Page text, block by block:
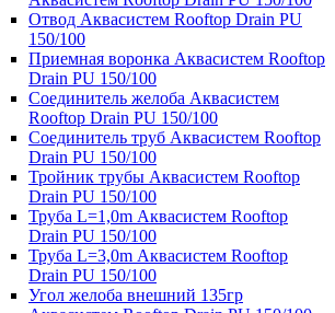
Отвод Аквасистем Rooftop Drain PU
150/100
Приемная воронка Аквасистем Rooftop
Drain PU 150/100
Соединитель желоба Аквасистем
Rooftop Drain PU 150/100
Соединитель труб Аквасистем Rooftop
Drain PU 150/100
Тройник трубы Аквасистем Rooftop
Drain PU 150/100
Труба L=1,0m Аквасистем Rooftop
Drain PU 150/100
Труба L=3,0m Аквасистем Rooftop
Drain PU 150/100
Угол желоба внешний 135гр